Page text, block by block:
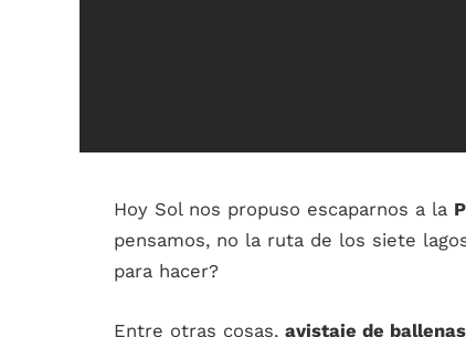
Hoy Sol nos propuso escaparnos a la
pensamos, no la ruta de los siete
para hacer?
Entre otras cosas, avistaje de ballenas